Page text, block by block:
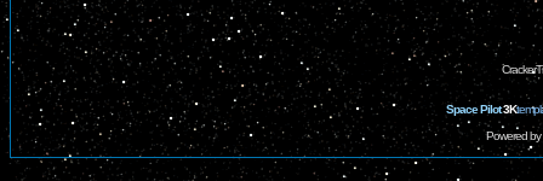
Space Pilot3K
Powered by